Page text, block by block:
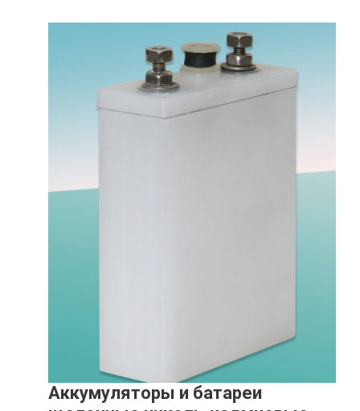
Аккумуляторы и батареи